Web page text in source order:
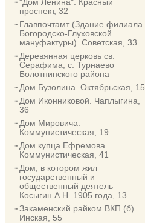
проспект, 32
Главпочтамт (Здание филиала
Богородско-Глуховской
мануфактуры). Советская, 33
Деревянная церковь св.
Серафима, с. Турнаево
Болотнинского района
Дом Бузолина. Октябрьская, 15
Дом Иконниковой. Чаплыгина,
36
Дом Мировича.
Коммунистическая, 19
Дом купца Ефремова.
Коммунистическая, 41
Дом, в котором жил
государственный и
общественный деятель
Косыгин А.Н. 1905 года, 13
Закаменский райком ВКП (б).
Инская, 55